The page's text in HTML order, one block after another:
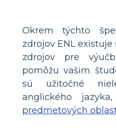
Okrem týchto
zdrojov ENL
zdrojov pre
pomôžu vašim
sú užitočné
anglického
predmetových